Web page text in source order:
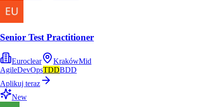
Senior Test Practitioner
Euroclear KrakówMid
AgileDevOpsTDDBDD
Aplikuj teraz
New